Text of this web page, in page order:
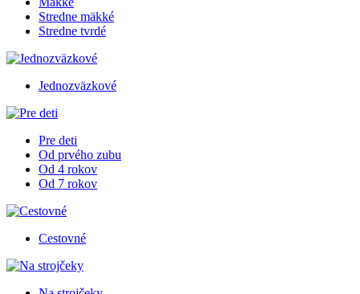
Stredne mäkké
Stredne tvrdé
Jednozväzkové
Pre deti
Od prvého zubu
Od 4 rokov
Od 7 rokov
Cestovné